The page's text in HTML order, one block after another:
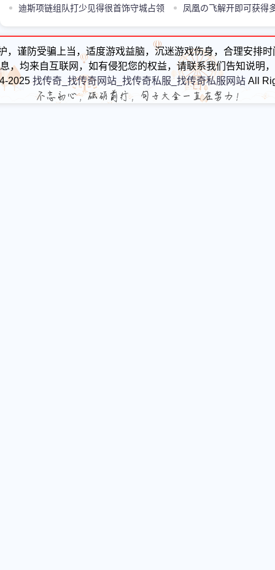
更丰富
刷级贼抢手去处
迪斯项链组队打少见得很首饰守城占领
以后可解开获取
凤凰の飞解开即可获得
，谨防受骗上当，适度游戏益脑，沉迷游戏伤身，合理安排
，均来自互联网，如有侵犯您的权益，请联系我们告知说明
2025 找传奇_找传奇网站_找传奇私服_找传奇私服网站All